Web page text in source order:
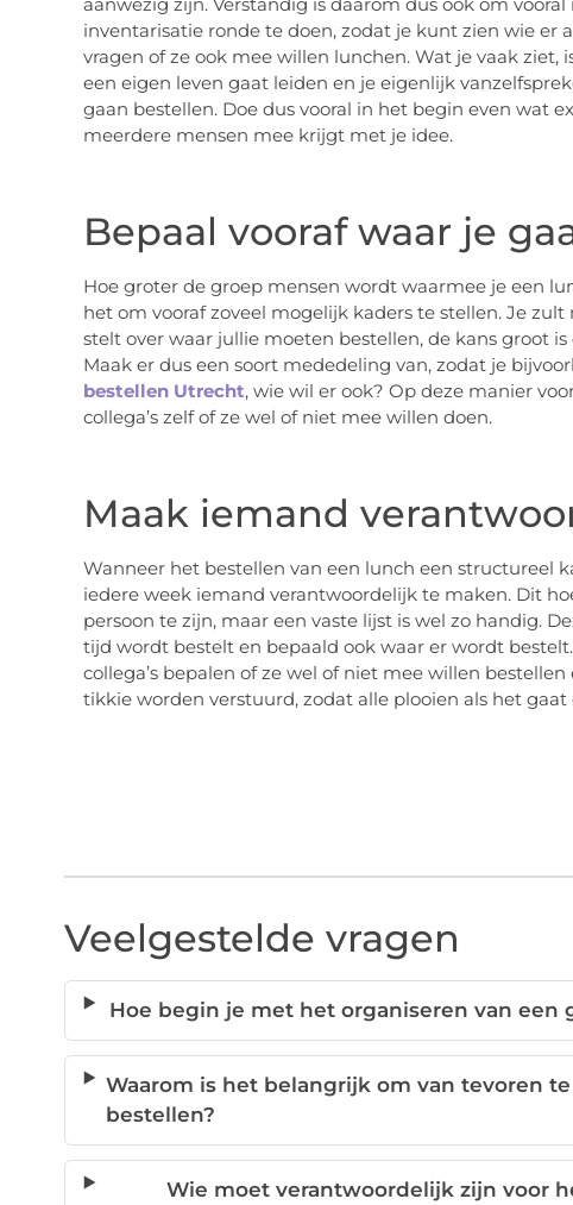
inventarisatie ronde te doen, zodat je kunt zien wie er
vragen of ze ook mee willen lunchen. Wat je vaak
een eigen leven gaat leiden en je eigenlijk
gaan bestellen. Doe dus vooral in het begin even wat
meerdere mensen mee krijgt met je idee.
Bepaal vooraf waar je
Hoe groter de groep mensen wordt waarmee je een
het om vooraf zoveel mogelijk kaders te stellen. Je
stelt over waar jullie moeten bestellen, de kans groot
Maak er dus een soort mededeling van, zodat je
bestellen Utrecht, wie wil er ook? Op deze manier
collega’s zelf of ze wel of niet mee willen doen.
Maak iemand
Wanneer het bestellen van een lunch een structureel
iedere week iemand verantwoordelijk te maken. Dit
persoon te zijn, maar een vaste lijst is wel zo handig.
tijd wordt bestelt en bepaald ook waar er wordt
collega’s bepalen of ze wel of niet mee willen
tikkie worden verstuurd, zodat alle plooien als het
Veelgestelde vragen
Hoe begin je met het organiseren van een
Waarom is het belangrijk om van tevoren
bestellen?
Wie moet verantwoordelijk zijn voor